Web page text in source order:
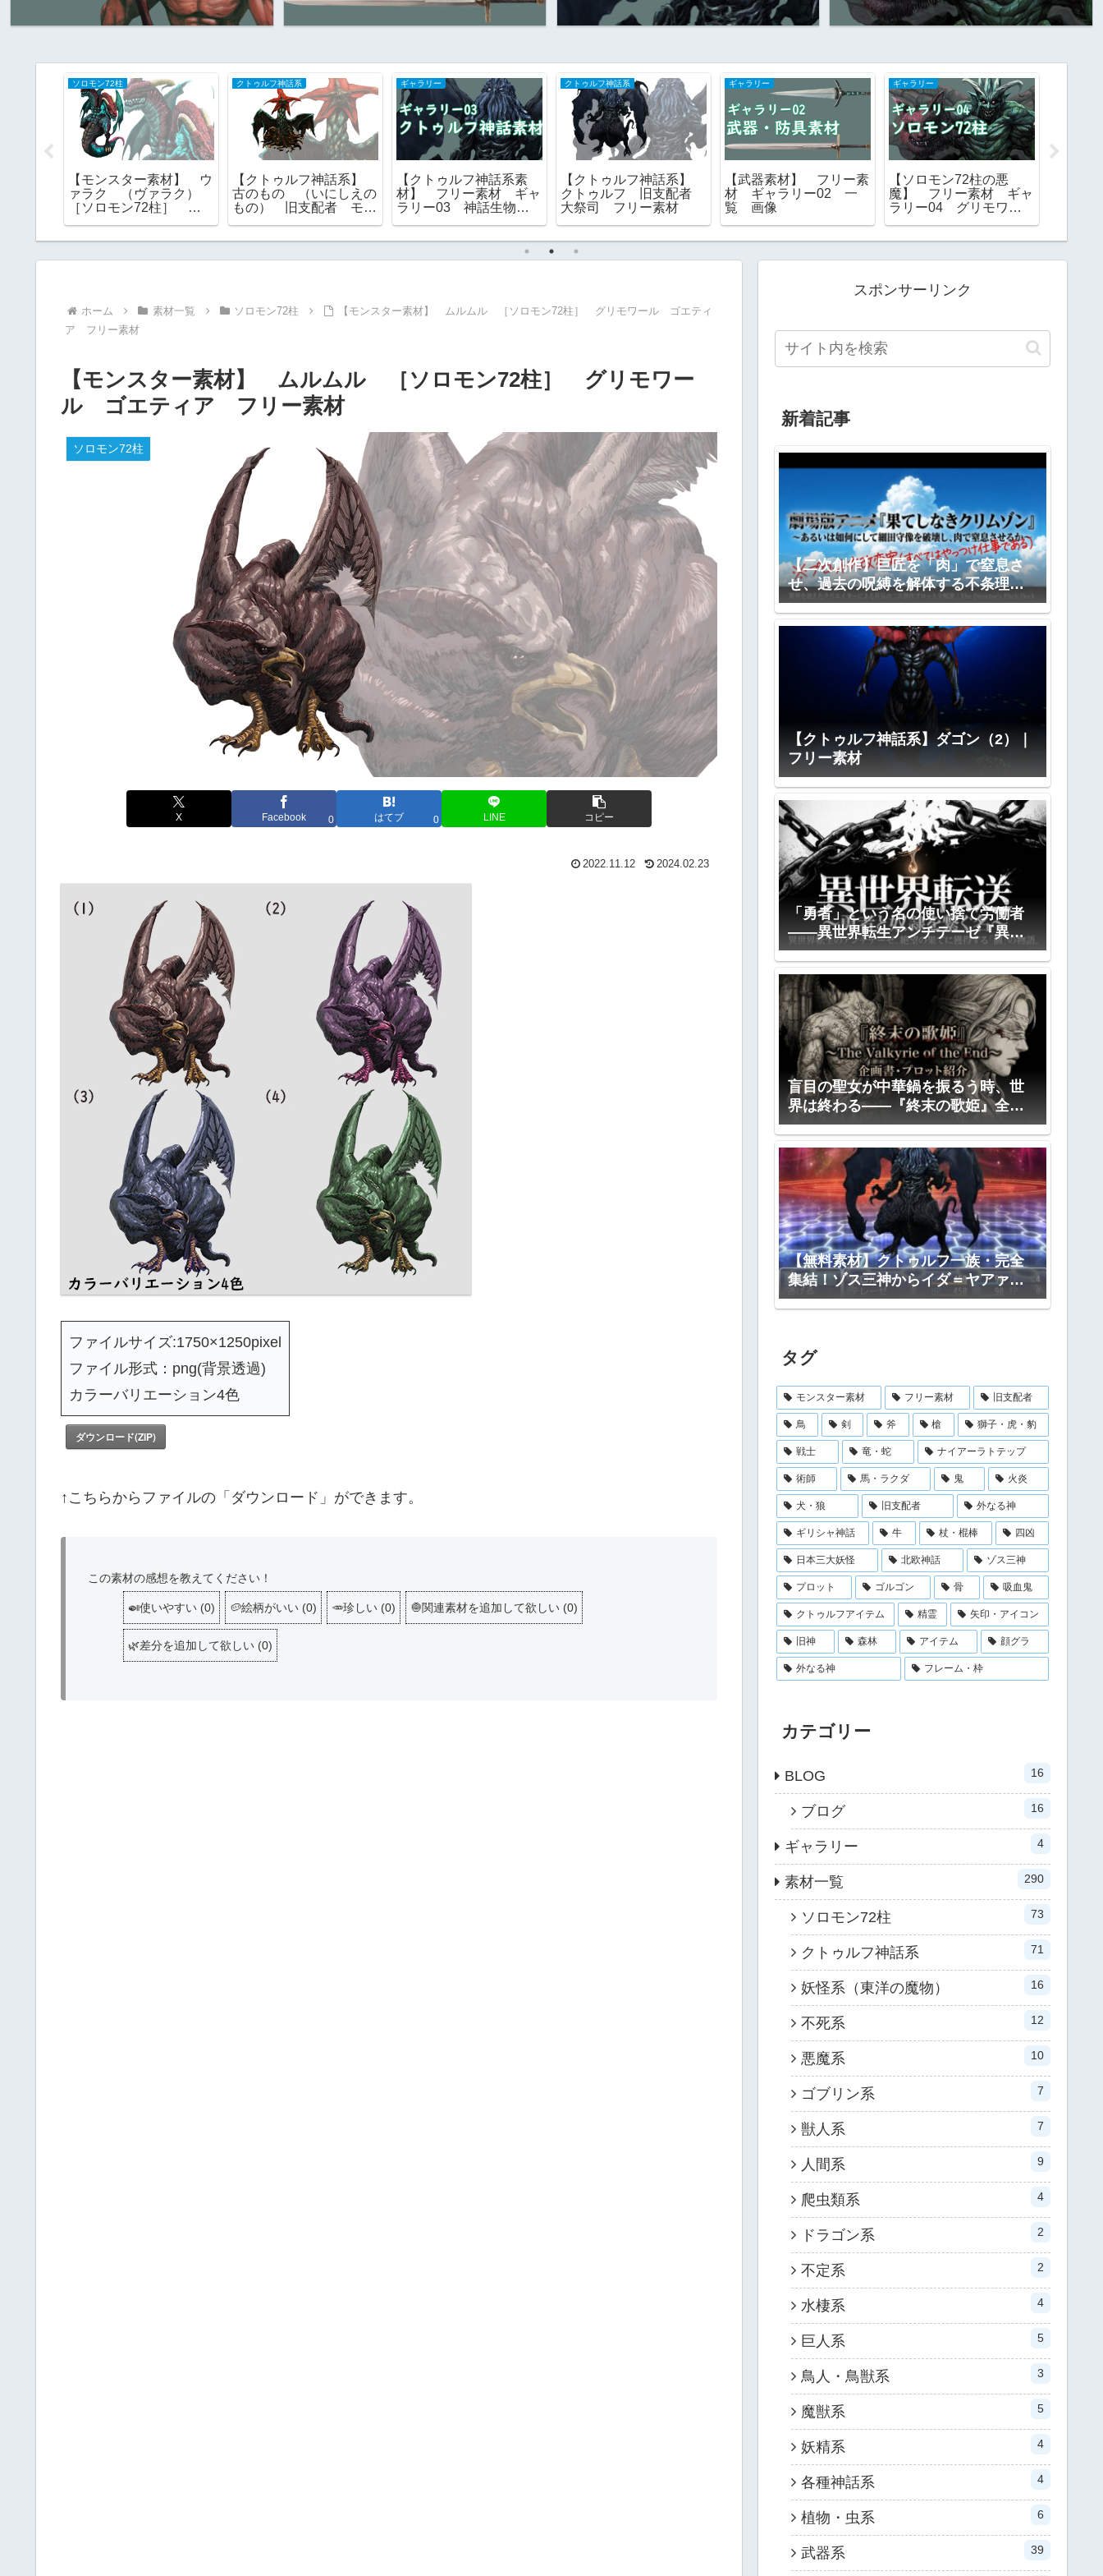
ソロモン72柱
【モンスター素材】 ウ
ァラク （ヴァラク）
［ソロモン72柱］ 総
クトゥルフ神話系
【クトゥルフ神話系】
古のもの （いにしえの
もの） 旧支配者 モン
ギャラリー
【クトゥルフ神話系素
材】 フリー素材 ギャ
ラリー03 神話生物
クトゥルフ神話系
【クトゥルフ神話系】
クトゥルフ 旧支配者
大祭司 フリー素材
ギャラリー
【武器素材】 フリー素
材 ギャラリー02 一
覧 画像
ギャラリー
【ソロモン72柱の悪
魔】 フリー素材 ギャ
ラリー04 グリモワー
ホーム 素材一覧 ソロモン72柱
【モンスター素材】 ムルムル ［ソロモン72柱］ グリモワール ゴエティ
ア フリー素材
【モンスター素材】 ムルムル ［ソロモン72柱］ グリモワー
ル ゴエティア フリー素材
ソロモン72柱
X Facebook 0 はてブ 0 LINE コピー
2022.11.12 2024.02.23
ファイルサイズ:1750×1250pixel
ファイル形式：png(背景透過)
カラーバリエーション4色
ダウンロード(ZIP)
↑こちらからファイルの「ダウンロード」ができます。
この素材の感想を教えてください！
🍛使いやすい (0) 🥔絵柄がいい (0) 🥕珍しい (0) 🧅関連素材を追加して欲しい (0)
🌿差分を追加して欲しい (0)
スポンサーリンク
新着記事
【二次創作】巨匠を「肉」で窒息さ
せ、過去の呪縛を解体する不条理劇
―『果てしなきクリムゾン』全プロ
ット公開
【クトゥルフ神話系】ダゴン（2）｜
フリー素材
「勇者」という名の使い捨て労働者
――異世界転生アンチテーゼ『異世
界転送』全プロット公開
盲目の聖女が中華鍋を振るう時、世
界は終わる――『終末の歌姫』全プ
ロット公開
【無料素材】クトゥルフ一族・完全
集結！ゾス三神からイダ＝ヤアァ、
インスマス面まで網羅｜RPGツクー
タグ
モンスター素材 フリー素材 旧支配者
鳥 剣 斧 槍 獅子・虎・豹
戦士 竜・蛇 ナイアーラトテップ
術師 馬・ラクダ 鬼 火炎
犬・狼 旧支配者 外なる神
ギリシャ神話 牛 杖・棍棒 四凶
日本三大妖怪 北欧神話 ゾス三神
プロット ゴルゴン 骨 吸血鬼
クトゥルフアイテム 精霊 矢印・アイコン
旧神 森林 アイテム 顔グラ
外なる神 フレーム・枠
カテゴリー
BLOG 16
ブログ 16
ギャラリー 4
素材一覧 290
ソロモン72柱 73
クトゥルフ神話系 71
妖怪系（東洋の魔物） 16
不死系 12
悪魔系 10
ゴブリン系 7
獣人系 7
人間系 9
爬虫類系 4
ドラゴン系 2
不定系 2
水棲系 4
巨人系 5
鳥人・鳥獣系 3
魔獣系 5
妖精系 4
各種神話系 4
植物・虫系 6
武器系 39